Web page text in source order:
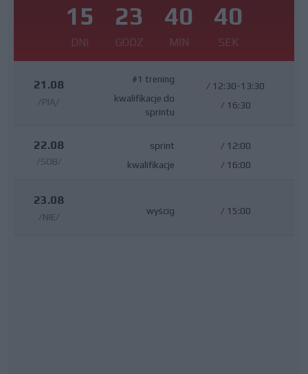
15
DNI
23
GODZ
40
MIN
39
SEK
21.08
/PIĄ/
#1 trening
kwalifikacje do
sprintu
/ 12:30-13:30
/ 16:30
22.08
/SOB/
sprint
kwalifikacje
/ 12:00
/ 16:00
23.08
/NIE/
wyścig / 15:00